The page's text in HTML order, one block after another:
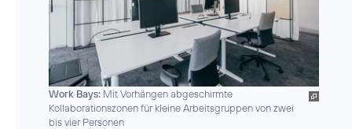
Work Bays: Mit Vorhängen abgeschirmte
Kollaborationszonen für kleine Arbeitsgruppen von zwei
bis vier Personen